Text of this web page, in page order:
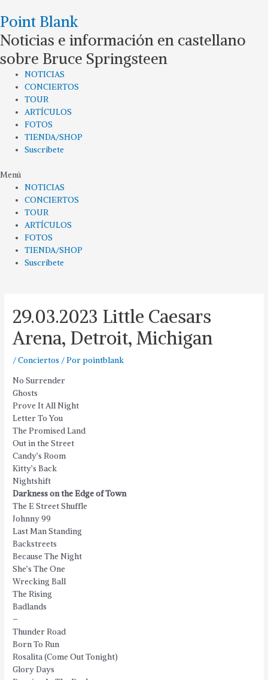
al
Point Blank
Noticias e información en castellano
sobre Bruce Springsteen
NOTICIAS
CONCIERTOS
TOUR
ARTÍCULOS
FOTOS
TIENDA/SHOP
Suscríbete
Menú
NOTICIAS
CONCIERTOS
TOUR
ARTÍCULOS
FOTOS
TIENDA/SHOP
Suscríbete
29.03.2023 Little Caesars
Arena, Detroit, Michigan
/Conciertos / Porpointblank
No Surrender
Ghosts
Prove It All Night
Letter To You
The Promised Land
Out in the Street
Candy’s Room
Kitty’s Back
Nightshift
Darkness on the Edge of Town
The E Street Shuffle
Johnny 99
Last Man Standing
Backstreets
Because The Night
She’s The One
Wrecking Ball
The Rising
Badlands
–
Thunder Road
Born To Run
Rosalita (Come Out Tonight)
Glory Days